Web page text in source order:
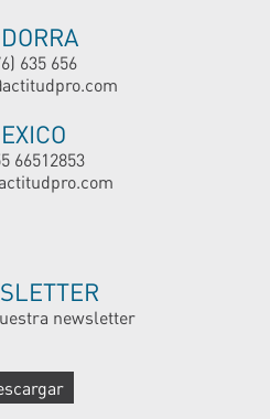
635 656
66512853
newsletter